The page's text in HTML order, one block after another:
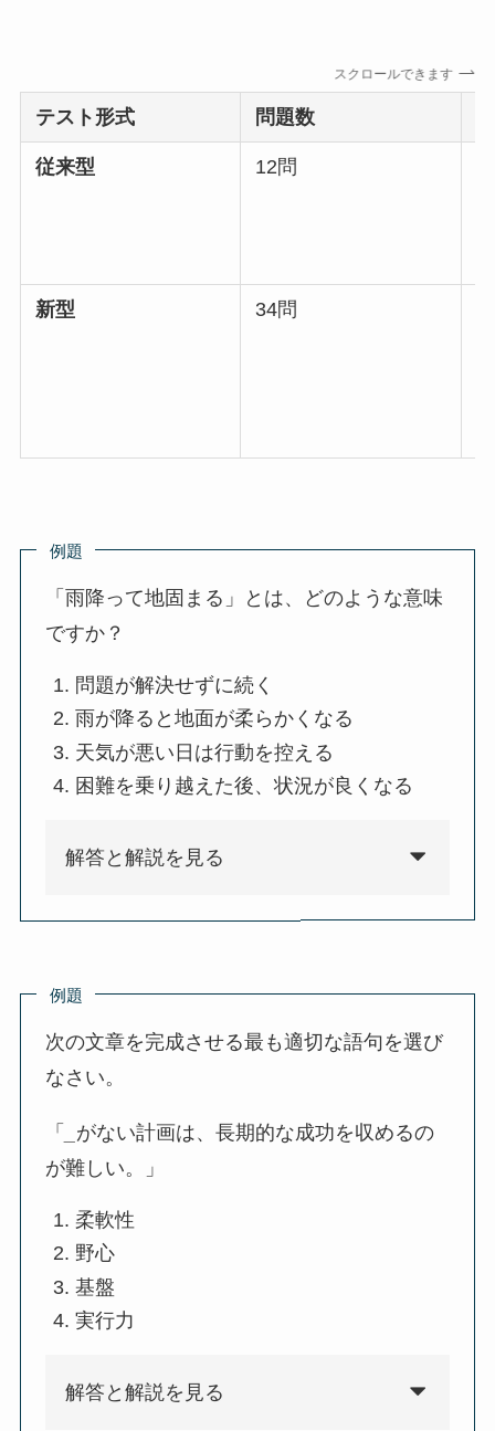
スクロールできます
テスト形式 問題数
従来型 12問
新型 34問
例題
「雨降って地固まる」とは、どのような意味
ですか？
問題が解決せずに続く
雨が降ると地面が柔らかくなる
天気が悪い日は行動を控える
困難を乗り越えた後、状況が良くなる
解答と解説を見る
例題
次の文章を完成させる最も適切な語句を選び
なさい。
「
がない計画は、長期的な成功を収めるの
が難しい。」
柔軟性
野心
基盤
実行力
解答と解説を見る